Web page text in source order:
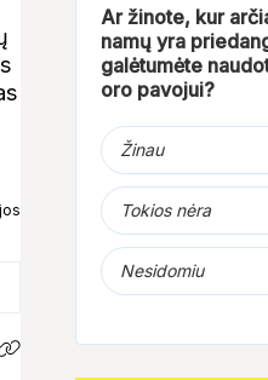
Ar žinote, kur
namų yra
galėtumėte
oro pavojui?
Žinau
Tokios nėra
Nesidomiu